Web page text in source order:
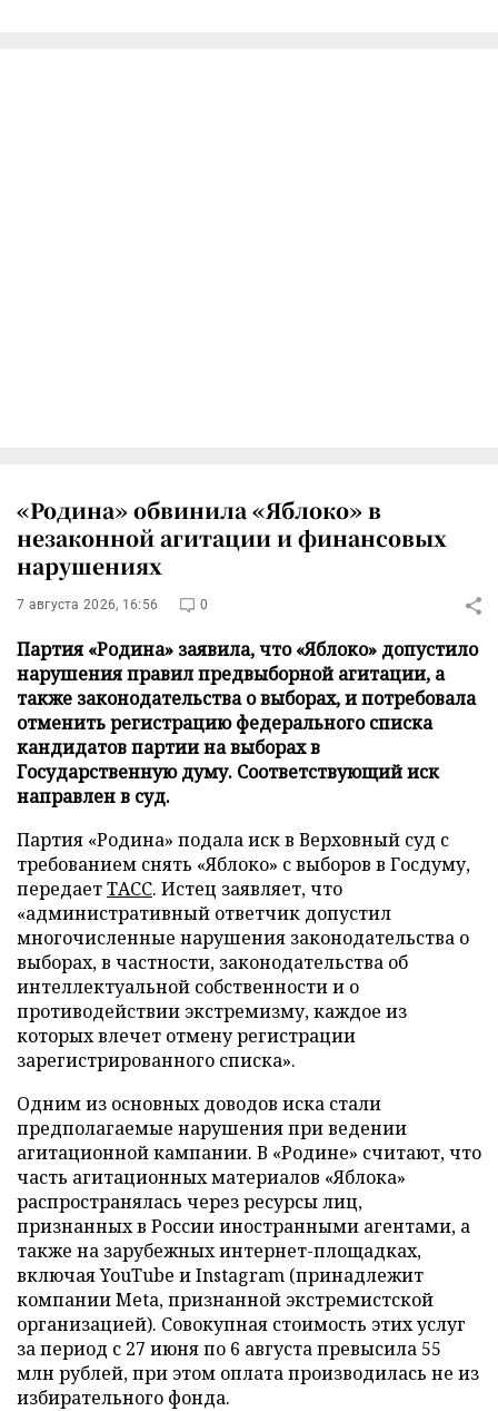
«Родина» обвинила «Яблоко» в
незаконной агитации и финансовых
нарушениях
7 августа 2026, 16:56 0
Партия «Родина» заявила, что «Яблоко» допустило
нарушения правил предвыборной агитации, а
также законодательства о выборах, и потребовала
отменить регистрацию федерального списка
кандидатов партии на выборах в
Государственную думу. Соответствующий иск
направлен в суд.
Партия «Родина» подала иск в Верховный суд с
требованием снять «Яблоко» с выборов в Госдуму,
передаетТАСС. Истец заявляет, что
«административный ответчик допустил
многочисленные нарушения законодательства о
выборах, в частности, законодательства об
интеллектуальной собственности и о
противодействии экстремизму, каждое из
которых влечет отмену регистрации
зарегистрированного списка».
Одним из основных доводов иска стали
предполагаемые нарушения при ведении
агитационной кампании. В «Родине» считают, что
часть агитационных материалов «Яблока»
распространялась через ресурсы лиц,
признанных в России иностранными агентами, а
также на зарубежных интернет-площадках,
включая YouTube и Instagram (принадлежит
компании Meta, признанной экстремистской
организацией). Совокупная стоимость этих услуг
за период с 27 июня по 6 августа превысила 55
млн рублей, при этом оплата производилась не из
избирательного фонда.